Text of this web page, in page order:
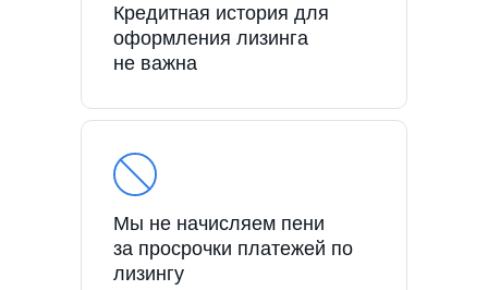
Кредитная история для
оформления лизинга
не важна
Мы не начисляем пени
за просрочки платежей по
лизингу